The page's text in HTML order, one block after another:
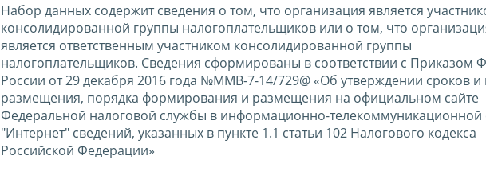
Набор данных содержит сведения о том, что организация является
консолидированной группы налогоплательщиков или о том, что
является ответственным участником консолидированной группы
налогоплательщиков. Сведения сформированы в соответствии с Приказом
России от 29 декабря 2016 года №ММВ-7-14/729@ «Об утверждении сроков
размещения, порядка формирования и размещения на официальном сайте
Федеральной налоговой службы в информационно-телекоммуникационной
"Интернет" сведений, указанных в пункте 1.1 статьи 102 Налогового кодекса
Российской Федерации»